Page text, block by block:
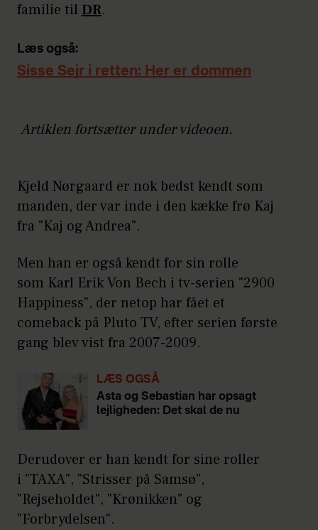
familie til DR.
Læs også:
Sisse Sejr i retten: Her er dommen
Artiklen fortsætter under videoen.
Kjeld Nørgaard er nok bedst kendt som
manden, der var inde i den kække frø Kaj
fra "Kaj og Andrea".
Men han er også kendt for sin rolle
som Karl Erik Von Bech i tv-serien "2900
Happiness", der netop har fået et
comeback på Pluto TV, efter serien første
gang blev vist fra 2007-2009.
LÆS OGSÅ
Asta og Sebastian har opsagt
lejligheden: Det skal de nu
Derudover er han kendt for sine roller
i "TAXA", "Strisser på Samsø",
"Rejseholdet", "Krønikken" og
"Forbrydelsen".